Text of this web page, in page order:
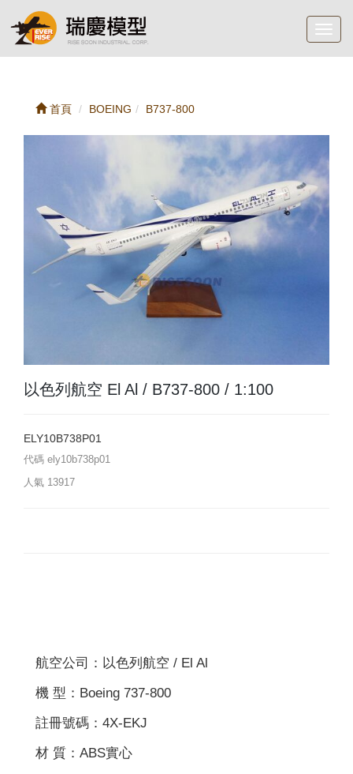
首頁 BOEING B737-800
以色列航空 El Al / B737-800 / 1:100
ELY10B738P01
代碼 ely10b738p01
人氣 13917
航空公司：以色列航空 / El Al
機 型：Boeing 737-800
註冊號碼：4X-EKJ
材 質：ABS實心